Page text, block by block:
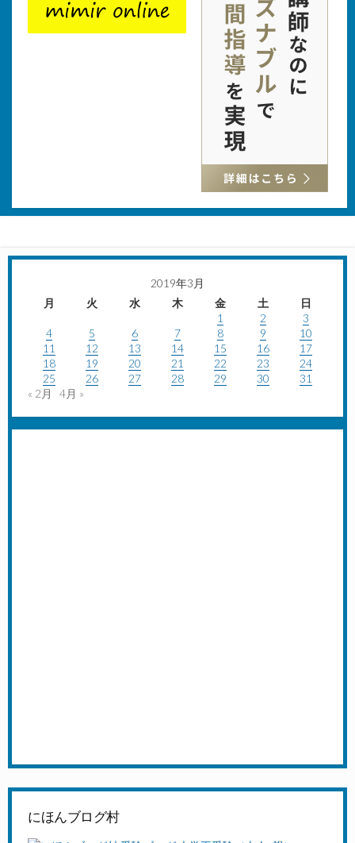
2019年3月
月
火 水 木 金 土
日
1
2
3
4
5 6 7 8 9
10
11
12 13 14 15 16
17
18
19 20 21 22 23
24
25
26 27 28 29 30
31
« 2月
4月 »
にほんブログ村